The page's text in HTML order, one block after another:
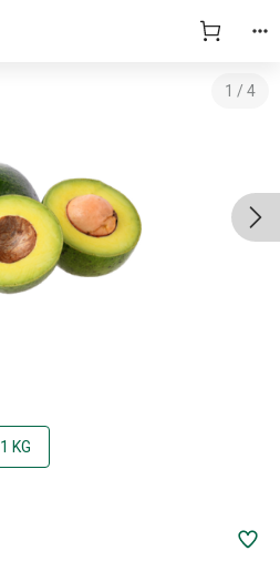
1 / 4
1 KG